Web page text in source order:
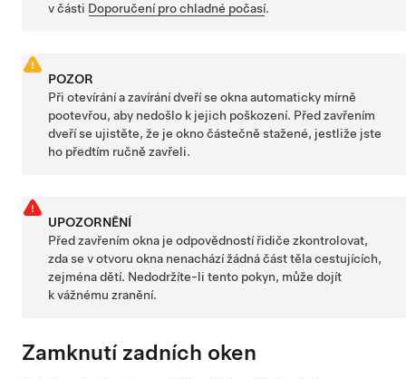
v části Doporučení pro chladné počasí.
POZOR
Při otevírání a zavírání dveří se okna automaticky mírně
pootevřou, aby nedošlo k jejich poškození. Před zavřením
dveří se ujistěte, že je okno částečně stažené, jestliže jste
ho předtím ručně zavřeli.
UPOZORNĚNÍ
Před zavřením okna je odpovědností řidiče zkontrolovat,
zda se v otvoru okna nenachází žádná část těla cestujících,
zejména dětí. Nedodržíte-li tento pokyn, může dojít
k vážnému zranění.
Zamknutí zadních oken